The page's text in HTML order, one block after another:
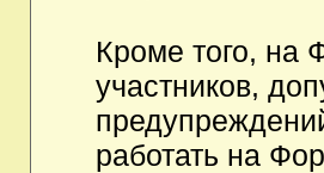
Кроме того, на
участников,
работать на